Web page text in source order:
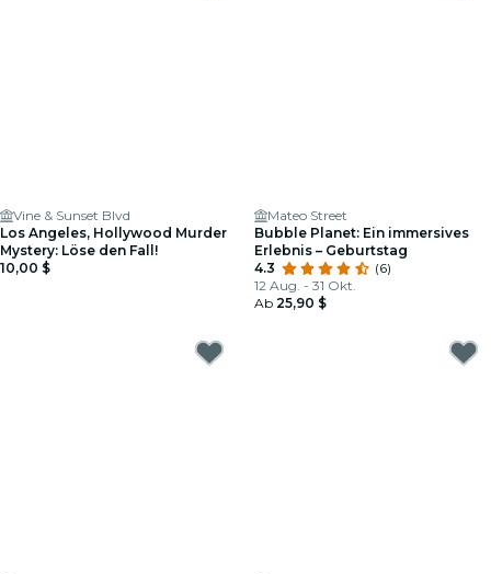
Vine & Sunset Blvd
Los Angeles, Hollywood Murder
Mystery: Löse den Fall!
10,00 $
Mateo Street
Bubble Planet: Ein immersives
Erlebnis – Geburtstag
4.3
(6)
12 Aug. - 31 Okt.
Ab 25,90 $